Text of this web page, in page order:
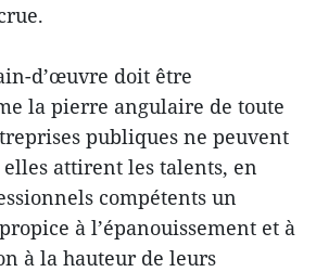
d’œuvre doit être
la pierre angulaire de toute
publiques ne peuvent
attirent les talents, en
compétents un
à l’épanouissement et à
à la hauteur de leurs